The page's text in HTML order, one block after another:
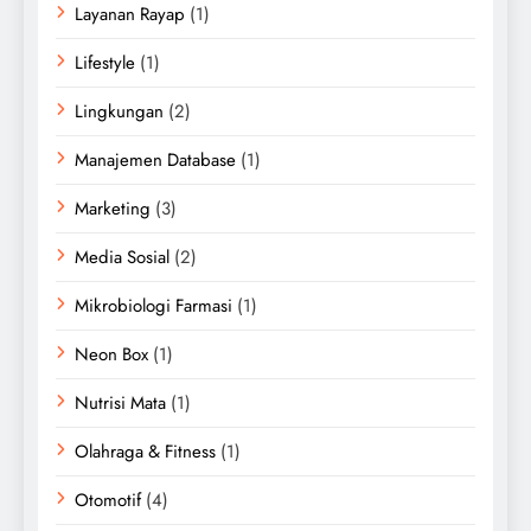
Layanan Rayap (1)
Lifestyle (1)
Lingkungan (2)
Manajemen Database (1)
Marketing (3)
Media Sosial (2)
Mikrobiologi Farmasi (1)
Neon Box (1)
Nutrisi Mata (1)
Olahraga & Fitness (1)
Otomotif(4)